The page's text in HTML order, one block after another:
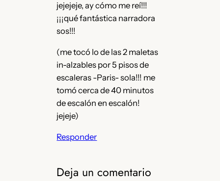
jejejeje, ay cómo me reí!!!
¡¡¡qué fantástica narradora
sos!!!
(me tocó lo de las 2 maletas
in-alzables por 5 pisos de
escaleras -Paris- sola!!! me
tomó cerca de 40 minutos
de escalón en escalón!
jejeje)
Responder
Deja un comentario